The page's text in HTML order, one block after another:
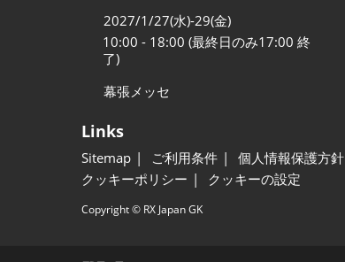
2027/1/27(水)-29(金)
10:00 - 18:00 (最終日のみ17:00 終
了)
幕張メッセ
Links
Sitemap ご利用条件 個人情報保護方針
クッキーポリシー
クッキーの設定
Copyright © RX Japan GK